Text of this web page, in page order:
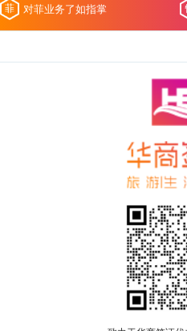
对菲业务了如指掌